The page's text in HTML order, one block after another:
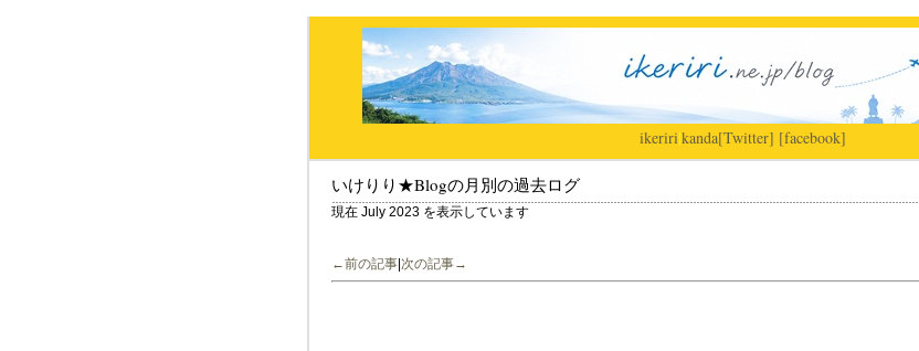
ikeriri|kanda[Twitter] [facebook]
いけりり★Blogの月別の過去ログ
現在 July 2023 を表示しています
←前の記事 次の記事→